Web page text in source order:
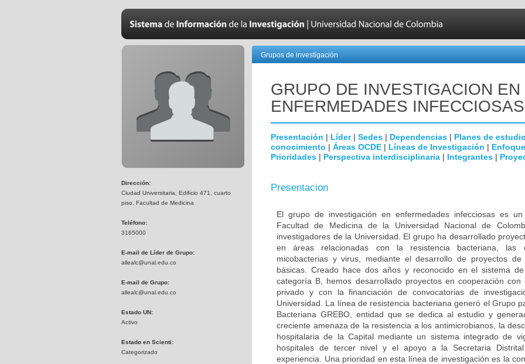
Dirección:
Ciudad Universitaria, Edificio 471, cuarto
piso, Facultad de Medicina
Teléfono:
3165000
E-mail de Líder de Grupo:
allealc@unal.edu.co
E-mail de Grupo:
allealc@unal.edu.co
Estado UN:
Activo
Estado en Scienti:
Categorizado
Grupos de investigación
GRUPO DE INVESTIGACION EN
ENFERMEDADES INFECCIOSAS
Presentación | Líder| Sedes | Dependencias | Planes de
conocimiento | Áreas OCDE | Líneas de Investigación |
Prioridades | Perspectiva interdisciplinaria | Integrantes |
Presentacion
El grupo de investigación en enfermedades infecciosas es
Facultad de Medicina de la Universidad Nacional de
investigadores de la Universidad. El grupo ha desarrollado
en áreas relacionadas con la resistencia bacteriana, las
micobacterias y virus, mediante el desarrollo de proyectos
básicas. Creado hace dos años y reconocido en el sistema
categoría B, hemos desarrollado proyectos en cooperación
privado y con la financiación de convocatorias de
Universidad. La línea de resistencia bacteriana generó el Grupo
Bacteriana GREBO, entidad que se dedica al estudio y
creciente amenaza de la resistencia a los antimicrobianos, la
hospitalaria de la Capital mediante un sistema integrado de
hospitales de tercer nivel y el apoyo a la Secretaria
experiencia. Una prioridad en esta línea de investigación es la